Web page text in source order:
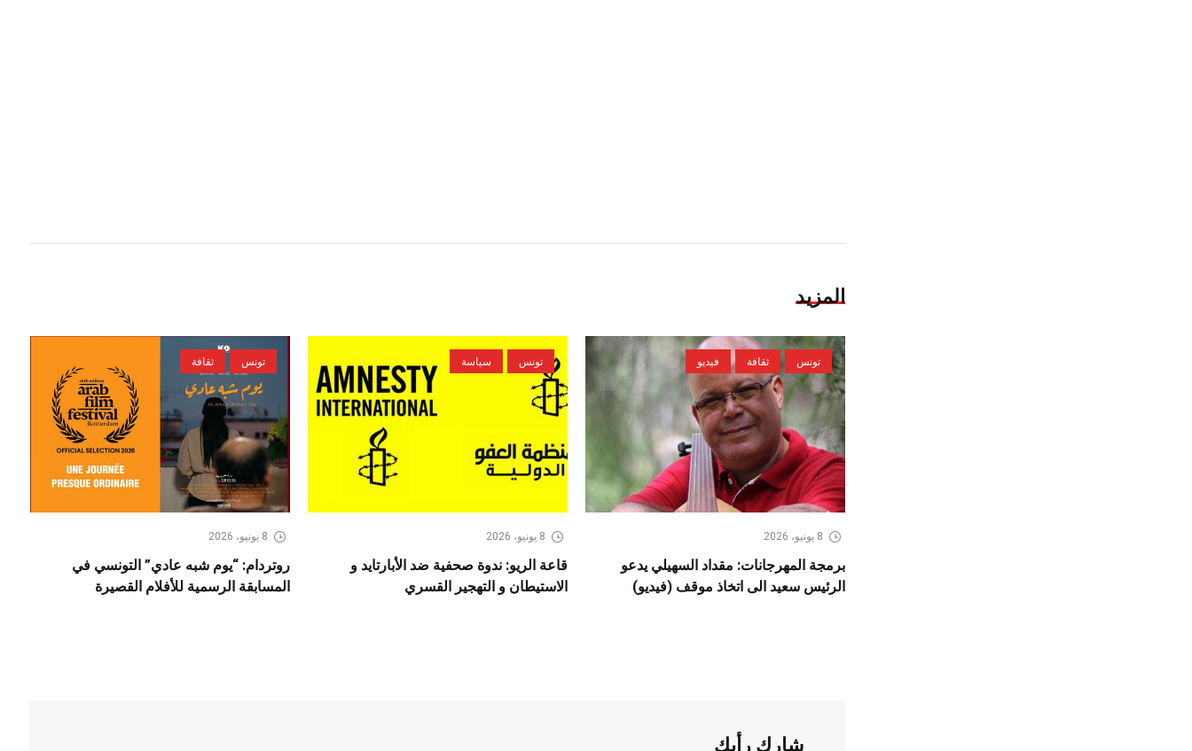
المزيد
تونس ثقافة فيديو
8 يونيو، 2026
برمجة المهرجانات: مقداد السهيلي يدعو
الرئيس سعيد الى اتخاذ موقف (فيديو)
تونس سياسة
8 يونيو، 2026
قاعة الريو: ندوة صحفية ضد الأبارتايد و
الاستيطان و التهجير القسري
تونس ثقافة
8 يونيو، 2026
روتردام: “يوم شبه عادي” التونسي في
المسابقة الرسمية للأفلام القصيرة